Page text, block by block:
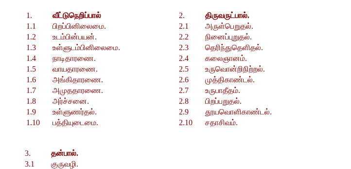
1.
வீட்டுநெறிப்பால்
1.1
பிறப்பினிலைமை.
1.2
உடம்பின்பயன்.
1.3
உள்ளுடம்பினிலைமை.
1.4
நாடிதாரணை.
1.5
வாயதாரணை.
1.6
அங்கிதாரணை.
1.7
அமுததாரணை.
1.8
அர்ச்சனை.
1.9
உள்ளுணர்தல்.
1.10
பத்தியுடைமை.
2.
திருவருட்பால்.
2.1
அருள்பெறுதல்.
2.2
நினைப்புறுதல்.
2.3
தெரிந்துதெளிதல்.
2.4
கலைஞானம்.
2.5
உருவொன்றிநிற்றல்.
2.6
முத்திகாண்டல்.
2.7
உருபாதீதம்.
2.8
பிறப்பறுதல்.
2.9
தூயவொளிகாண்டல்.
2.10
சதாசிவம்.
3.
தன்பால்.
3.1
குருவழி.